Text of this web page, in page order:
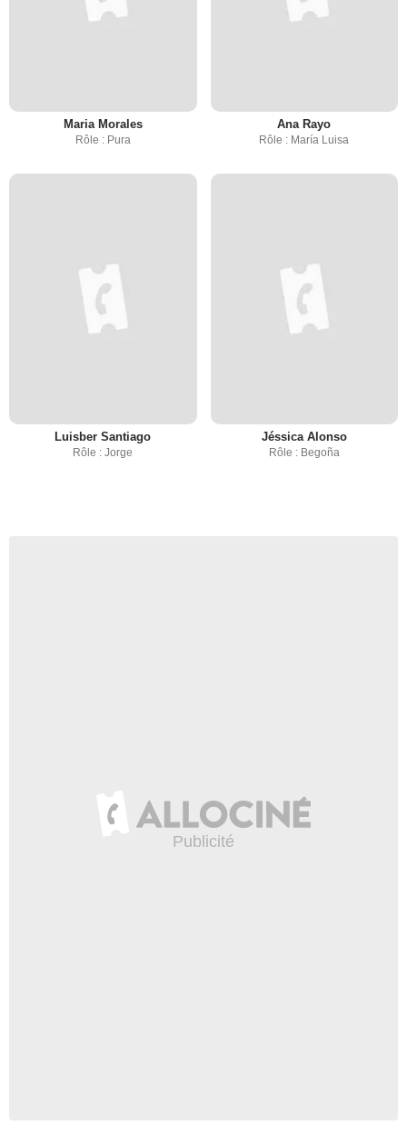
Maria Morales
Rôle : Pura
Ana Rayo
Rôle : María Luisa
Luisber Santiago
Rôle : Jorge
Jéssica Alonso
Rôle : Begoña